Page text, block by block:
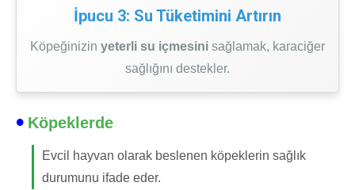
İpucu 3: Su Tüketimini Artırın
Köpeğinizin yeterli su içmesini sağlamak, karaciğer
sağlığını destekler.
Köpeklerde
Evcil hayvan olarak beslenen köpeklerin sağlık
durumunu ifade eder.